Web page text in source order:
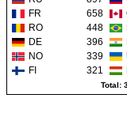
FR
658
RO
448
DE
396
NO
339
FI
321
Total: